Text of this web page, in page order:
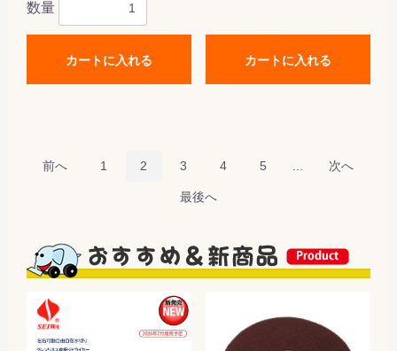
数量
カートに入れる カートに入れる
前へ 1 2 3 4 5 次へ
最後へ